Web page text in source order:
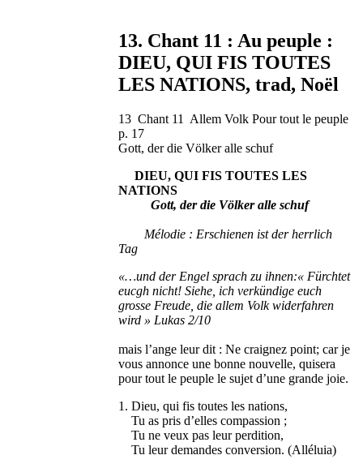
13. Chant 11 : Au peuple :
DIEU, QUI FIS TOUTES
LES NATIONS, trad, Noël
13 Chant 11 Allem Volk Pour tout le peuple
p. 17
Gott, der die Völker alle schuf
DIEU, QUI FIS TOUTES LES
NATIONS
Gott, der die Völker alle schuf
Mélodie : Erschienen ist der herrlich
Tag
«…und der Engel sprach zu ihnen:« Fürchtet
eucgh nicht! Siehe, ich verkündige euch
grosse Freude, die allem Volk widerfahren
wird » Lukas 2/10
mais l’ange leur dit : Ne craignez point; car je
vous annonce une bonne nouvelle, quisera
pour tout le peuple le sujet d’une grande joie.
1. Dieu, qui fis toutes les nations,
Tu as pris d’elles compassion ;
Tu ne veux pas leur perdition,
Tu leur demandes conversion. (Alléluia)